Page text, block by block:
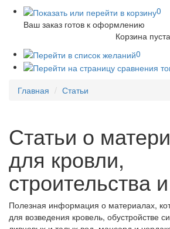
0
Ваш заказ готов к оформлению
Корзина пуста
0
Главная Статьи
Статьи о
для кровли,
строительства
Полезная информация о материалах,
для возведения кровель, обустройстве